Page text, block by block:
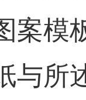
案模
与所